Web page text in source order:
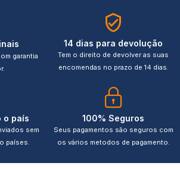
garantia
14 dias para devolução
Tem o direito de devolver as suas
encomendas no prazo de 14 dias.
o país
sem
países.
100% Seguros
Seus pagamentos são seguros com
os vários metodos de pagamento.